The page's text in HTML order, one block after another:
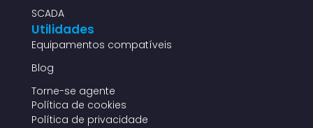
SCADA
Utilidades
Equipamentos compatíveis
Blog
Torne-se agente
Política de cookies
Política de privacidade